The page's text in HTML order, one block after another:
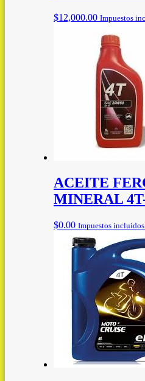
$12,000.00 Impuestos
ACEITE
MINERAL
$0.00 Impuestos incluidos